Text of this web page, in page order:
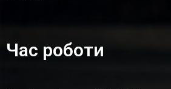
Час роботи